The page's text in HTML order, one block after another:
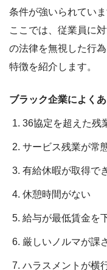
条件が強いられていま
ここでは、従業員に
の法律を無視した行為
特徴を紹介します。
ブラック企業によく
36協定を超えた残
サービス残業が常
有給休暇が取得で
休憩時間がない
給与が最低賃金を
厳しいノルマが課
ハラスメントが横